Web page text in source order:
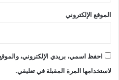
الموقع الإلكتروني
احفظ اسمي، بريدي الإلكتروني،
لاستخدامها المرة المقبلة في تعليقي.